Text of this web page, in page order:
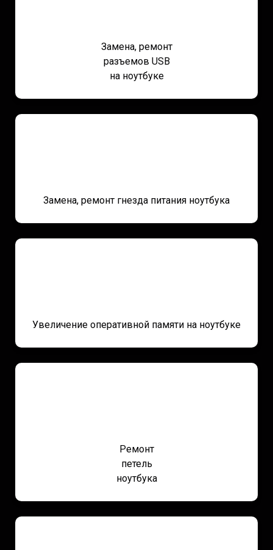
Замена, ремонт
разъемов USB
на ноутбуке
Замена, ремонт гнезда питания ноутбука
Увеличение оперативной памяти на ноутбуке
Ремонт
петель
ноутбука